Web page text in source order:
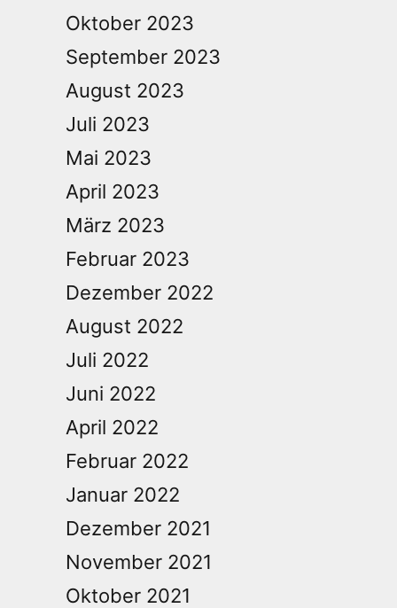
Oktober 2023
September 2023
August 2023
Juli 2023
Mai 2023
April 2023
März 2023
Februar 2023
Dezember 2022
August 2022
Juli 2022
Juni 2022
April 2022
Februar 2022
Januar 2022
Dezember 2021
November 2021
Oktober 2021